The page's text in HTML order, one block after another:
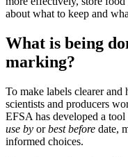
about what to keep and
What is being
marking?
To make labels clearer
scientists and producers
EFSA has developed a
use by orbest before date,
informed choices.